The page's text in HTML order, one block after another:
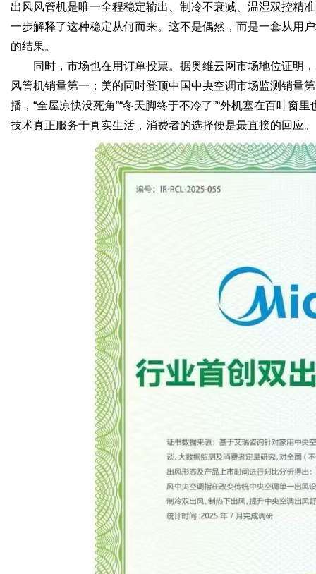
出风风管机是唯一全程稳定输出、制冷不衰减、温湿双控精
一步解释了这种稳定从何而来。这不是偶然，而是一套从用
的结果。
同时，市场也在用订单投票。据奥维云网市场地位证明
风管机销量第一；美的同时登顶中国中央空调市场监测销量
播，“全屋凉快没死角”“冬天脚终于不冷了”“外机塞在百叶
技术真正服务于真实生活，消费者的选择便是最直接的回应。